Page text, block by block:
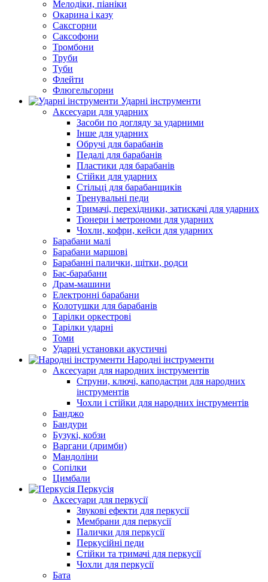
Мелодіки, піаніки
Окарина і казу
Саксгорни
Саксофони
Тромбони
Труби
Туби
Флейти
Флюгельгорни
Ударні інструменти
Аксесуари для ударних
Засоби по догляду за ударними
Інше для ударних
Обручі для барабанів
Педалі для барабанів
Пластики для барабанів
Стійки для ударних
Стільці для барабанщиків
Тренувальні педи
Тримачі, перехідники, затискачі для ударних
Тюнери і метрономи для ударних
Чохли, кофри, кейси для ударних
Барабани малі
Барабани маршові
Барабанні палички, щітки, родси
Бас-барабани
Драм-машини
Електронні барабани
Колотушки для барабанів
Тарілки оркестрові
Тарілки ударні
Томи
Ударні установки акустичні
Народні інструменти
Аксесуари для народних інструментів
Струни, ключі, каподастри для народних
інструментів
Чохли і стійки для народних інструментів
Банджо
Бандури
Бузукі, кобзи
Варгани (дримби)
Мандоліни
Сопілки
Цимбали
Перкусія
Аксесуари для перкусії
Звукові ефекти для перкусії
Мембрани для перкусії
Палички для перкусії
Перкусійні педи
Стійки та тримачі для перкусії
Чохли для перкусії
Бата